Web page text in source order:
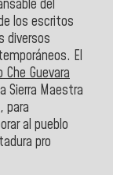
del
los escritos
diversos
El
Che Guevara
Sierra Maestra
, para
al pueblo
pro